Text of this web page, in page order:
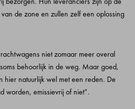
de zone en zullen zelf een oplossing
niet zomaar meer overal
behoorlijk in de weg. Maar goed,
hier natuurlijk wel met een reden. De
worden, emissievrij of niet”.